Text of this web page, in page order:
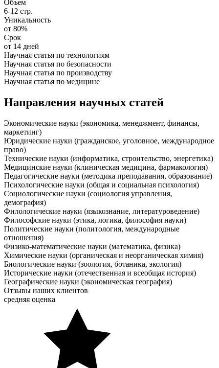
Объем
6-12 стр.
Уникальность
от 80%
Срок
от 14 дней
Научная статья по технологиям
Научная статья по безопасности
Научная статья по производству
Научная статья по медицине
Направления научных статей
Экономические науки (экономика, менеджмент, финансы,
маркетинг)
Юридические науки (гражданское, уголовное, международное
право)
Технические науки (информатика, строительство, энергетика)
Медицинские науки (клиническая медицина, фармакология)
Педагогические науки (методика преподавания, образование)
Психологические науки (общая и социальная психология)
Социологические науки (социология управления,
демография)
Филологические науки (языкознание, литературоведение)
Философские науки (этика, логика, философия науки)
Политические науки (политология, международные
отношения)
Физико-математические науки (математика, физика)
Химические науки (органическая и неорганическая химия)
Биологические науки (зоология, ботаника, экология)
Исторические науки (отечественная и всеобщая история)
Географические науки (экономическая география)
Отзывы наших клиентов
средняя оценка